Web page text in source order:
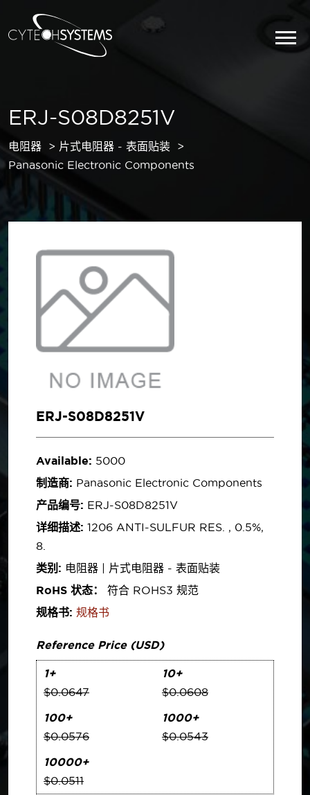
ERJ-S08D8251V
电阻器
片式电阻器 - 表面贴装
Panasonic Electronic Components
ERJ-S08D8251V
Available: 5000
制造商: Panasonic Electronic Components
产品编号: ERJ-S08D8251V
详细描述: 1206 ANTI-SULFUR RES. , 0.5%,
8.
类别: 电阻器 | 片式电阻器 - 表面贴装
RoHS 状态：
符合 ROHS3 规范
规格书: 规格书
Reference Price (USD)
1+
$0.0647
10+
$0.0608
100+
$0.0576
1000+
$0.0543
10000+
$0.0511